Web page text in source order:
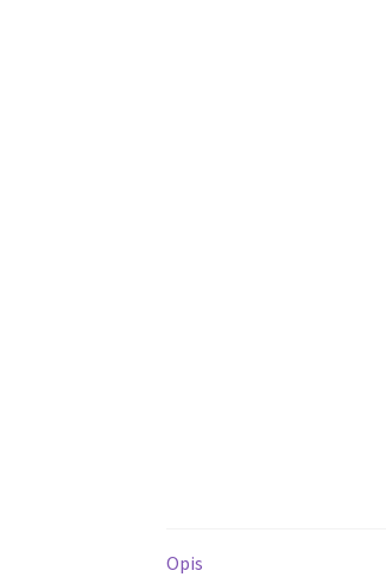
Opis